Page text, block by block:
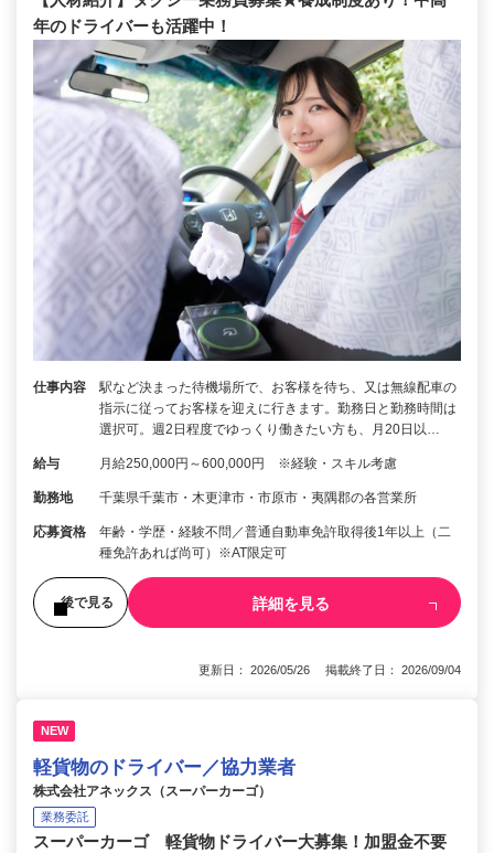
年のドライバーも活躍中！
仕事内容
駅など決まった待機場所で、お客様を待ち、又は無線配車の
指示に従ってお客様を迎えに行きます。勤務日と勤務時間は
選択可。週2日程度でゆっくり働きたい方も、月20日以…
給与 月給250,000円～600,000円 ※経験・スキル考慮
勤務地 千葉県千葉市・木更津市・市原市・夷隅郡の各営業所
応募資格
年齢・学歴・経験不問／普通自動車免許取得後1年以上（二
種免許あれば尚可）※AT限定可
後で見る 詳細を見る
更新日： 2026/05/26 掲載終了日： 2026/09/04
NEW
軽貨物のドライバー／協力業者
株式会社アネックス（スーパーカーゴ）
業務委託
スーパーカーゴ 軽貨物ドライバー大募集！加盟金不要